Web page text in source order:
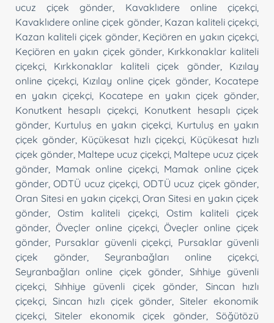
ucuz çiçek gönder
Kavaklıdere online çiçekçi
Kavaklıdere online çiçek gönder, Kazan kaliteli çiçekçi
Kazan kaliteli çiçek gönder, Keçiören en yakın çiçekçi
Keçiören en yakın çiçek gönder, Kırkkonaklar kaliteli
çiçekçi
Kırkkonaklar kaliteli çiçek gönder, Kızılay
online çiçekçi, Kızılay online çiçek gönder, Kocatepe
en yakın çiçekçi
Kocatepe en yakın çiçek gönder
Konutkent hesaplı çiçekçi, Konutkent hesaplı çiçek
gönder Kurtuluş en yakın çiçekçi, Kurtuluş en yakın
çiçek gönder Küçükesat hızlı çiçekçi, Küçükesat hızlı
çiçek gönder Maltepe ucuz çiçekçi Maltepe ucuz çiçek
gönder
Mamak online çiçekçi, Mamak online çiçek
gönder ,ODTÜ ucuz çiçekçi ODTÜ ucuz çiçek gönder
Oran Sitesi en yakın çiçekçi,Oran Sitesi en yakın çiçek
gönder ,Ostim kaliteli çiçekçi, Ostim kaliteli çiçek
gönder Öveçler online çiçekçi,Öveçler online çiçek
gönder Pursaklar güvenli çiçekçi
Pursaklar güvenli
çiçek gönder
Seyranbağları online çiçekçi
Seyranbağları online çiçek gönder
Sıhhiye güvenli
çiçekçi
Sıhhiye güvenli çiçek gönder
Sincan hızlı
çiçekçi
Sincan hızlı çiçek gönder ,Siteler ekonomik
çiçekçi
Siteler ekonomik çiçek gönder ,Söğütözü